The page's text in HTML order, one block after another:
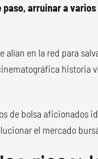
arruinar a
en la red para
historia
de bolsa aficionados
el mercado